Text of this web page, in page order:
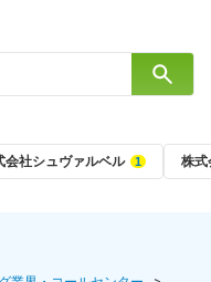
会社シュヴァルベル 株式